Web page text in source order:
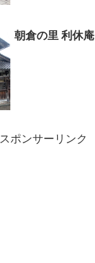
朝倉の里 利休庵
スポンサーリンク